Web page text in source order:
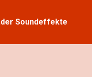
Soundeffekte